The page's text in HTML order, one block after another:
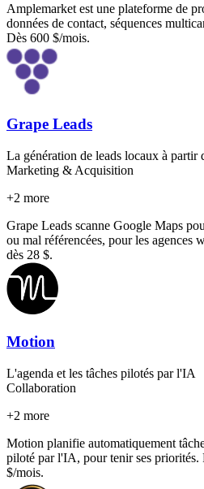
Amplemarket est une plateforme de
données de contact, séquences
Dès 600 $/mois.
Grape Leads
La génération de leads locaux à partir
Marketing & Acquisition
+2 more
Grape Leads scanne Google Maps
ou mal référencées, pour les agences
dès 28 $.
Motion
L'agenda et les tâches pilotés par l'IA
Collaboration
+2 more
Motion planifie automatiquement
piloté par l'IA, pour tenir ses priorités.
$/mois.